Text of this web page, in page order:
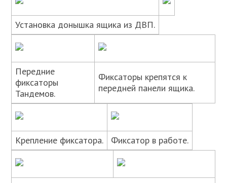
Установка донышка ящика из ДВП.
Передние
фиксаторы
Тандемов.
Фиксаторы крепятся к
передней панели ящика.
Крепление фиксатора. Фиксатор в работе.